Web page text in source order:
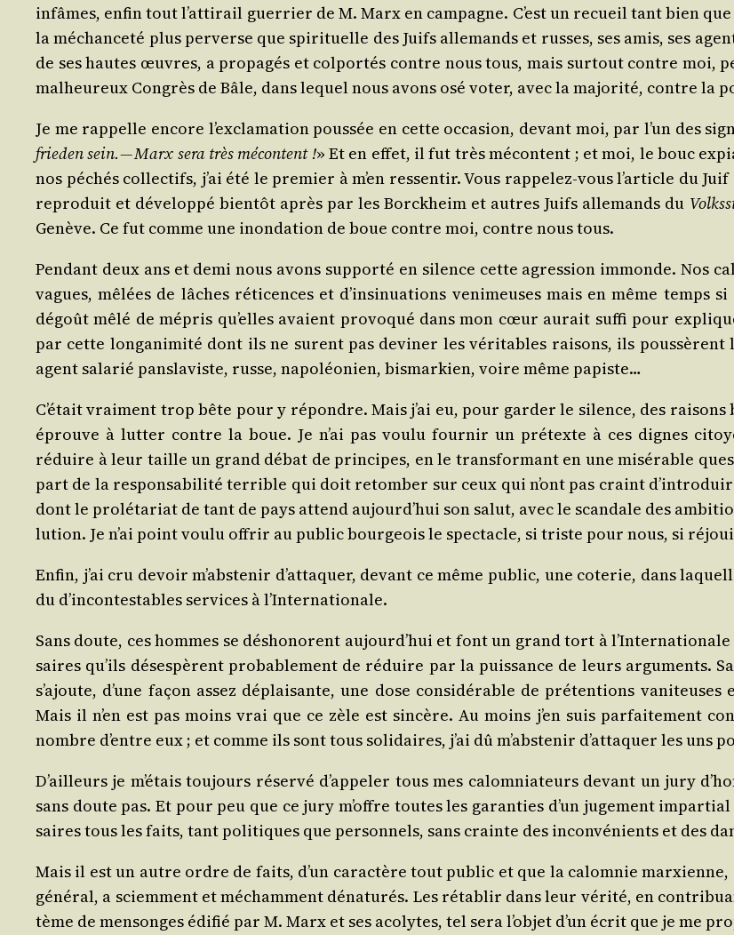
infâmes, enfin tout l’at­ti­rail guer­rier de M. Marx en cam­pagne. C’est un recueil tant bien
la méchan­ce­té plus per­verse que spi­ri­tuelle des Juifs alle­mands et russes, ses amis, ses
de ses hautes œuvres, a pro­pa­gés et col­por­tés contre nous tous, mais sur­tout contre moi,
mal­heu­reux Congrès de Bâle, dans lequel nous avons osé voter, avec la majo­ri­té, contre la
Je me rap­pelle encore l’ex­cla­ma­tion pous­sée en cette occa­sion, devant moi, par l’un des
frie­den sein. — Marx sera très mécon­tent !» Et en effet, il fut très mécon­tent ; et moi, le bouc
nos péchés col­lec­tifs, j’ai été le pre­mier à m’en res­sen­tir. Vous rap­pe­lez-vous l’ar­ticle du
repro­duit et déve­lop­pé bien­tôt après par les Borck­heim et autres Juifs alle­mands du
Genève. Ce fut comme une inon­da­tion de boue contre moi, contre nous tous.
Pen­dant deux ans et demi nous avons sup­por­té en silence cette agres­sion immonde. Nos
vagues, mêlées de lâches réti­cences et d’in­si­nua­tions veni­meuses mais en même temps
dégoût mêlé de mépris qu’elles avaient pro­vo­qué dans mon cœur aurait suf­fi pour
par cette lon­ga­ni­mi­té dont ils ne sur­ent pas devi­ner les véri­tables rai­sons, ils pous­sèrent
agent sala­rié pan­sla­viste, russe, napo­léo­nien, bis­mar­kien, voire même papiste…
C’é­tait vrai­ment trop bête pour y répondre. Mais j’ai eu, pour gar­der le silence, des
éprouve à lut­ter contre la boue. Je n’ai pas vou­lu four­nir un pré­texte à ces dignes
réduire à leur taille un grand débat de prin­cipes, en le trans­for­mant en une misé­rable
part de la res­pon­sa­bi­li­té ter­rible qui doit retom­ber sur ceux qui n’ont pas craint
dont le pro­lé­ta­riat de tant de pays attend aujourd’­hui son salut, avec le scan­dale des
lu­tion. Je n’ai point vou­lu offrir au public bour­geois le spec­tacle, si triste pour nous, si
Enfin, j’ai cru devoir m’abs­te­nir d’at­ta­quer, devant ce même public, une cote­rie, dans
du d’in­con­tes­tables ser­vices à l’Internationale.
Sans doute, ces hommes se désho­norent aujourd’­hui et font un grand tort à
saires qu’ils déses­pèrent pro­ba­ble­ment de réduire par la puis­sance de leurs argu­ments.
s’a­joute, d’une façon assez déplai­sante, une dose consi­dé­rable de pré­ten­tions
Mais il n’en est pas moins vrai que ce zèle est sin­cère. Au moins j’en suis par­fai­te­ment
nombre d’entre eux ; et comme ils sont tous soli­daires, j’ai dû m’abs­te­nir d’at­ta­quer les
D’ailleurs je m’é­tais tou­jours réser­vé d’ap­pe­ler tous mes calom­nia­teurs devant un jury
sans doute pas. Et pour peu que ce jury m’offre toutes les garan­ties d’un juge­ment
saires tous les faits, tant poli­tiques que per­son­nels, sans crainte des incon­vé­nients et des
Mais il est un autre ordre de faits, d’un carac­tère tout public et que la calom­nie
géné­ral, a sciem­ment et mécham­ment déna­tu­rés. Les réta­blir dans leur véri­té, en
tème de men­songes édi­fié par M. Marx et ses aco­lytes, tel sera l’ob­jet d’un écrit que je me